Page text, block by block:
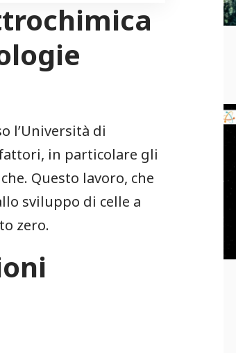
l’Università di
in​ particolare gli
Questo lavoro, che
sviluppo ⁢di celle a
zero.